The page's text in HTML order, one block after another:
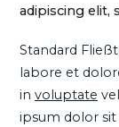
adipiscing elit,
Standard
labore et
in voluptate
ipsum dolor sit